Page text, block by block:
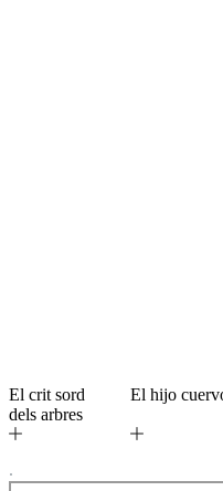
El crit sord
dels arbres
El hijo